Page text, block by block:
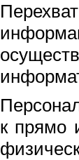
к прямо